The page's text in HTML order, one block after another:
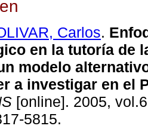
Carlos.
en la tutoría de
modelo
a investigar en el
[online]. 2005,
5815.